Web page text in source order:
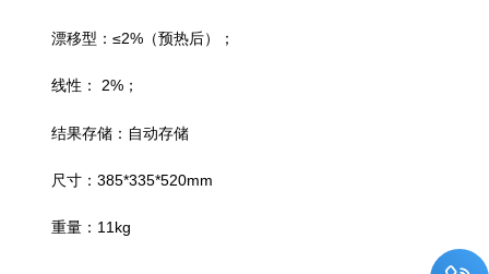
漂移型： ≤2%（预热后）；
线性： 2%；
结果存储：自动存储
尺寸： 385*335*520mm
重量： 11kg